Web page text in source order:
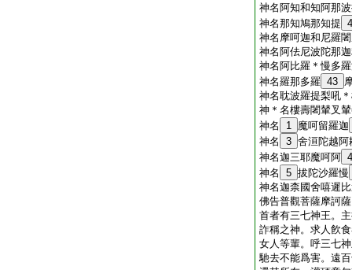
神名阿知和知阿那
神名那知鳩那知提
神名摩呵迦和尼羅
神名阿佉尼波陀那
神名阿比羅＊慢多
神名羅那多羅 43
神名耽波羅提梨吼
神＊名樓壽闍輦叉
神名
1 魔呵留羅迦
神名
3 舍洹陀越阿
神名迦三耶魔呵阿 4
神名
5 拔陀沙羅慢
神名迦柰國舍嘻遲
佛告普觀菩薩摩訶
首者有三七神王。
詐稱之神。求人飮
女人等輩。呼三七
馳去不能爲害。遠